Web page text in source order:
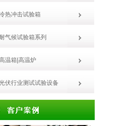
热冲击试验箱
气候试验箱系列
温箱|高温炉
伏行业测试试验设备